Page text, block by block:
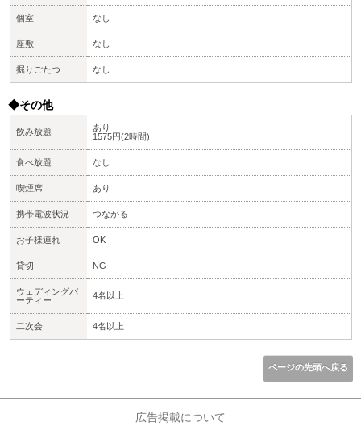
個室 なし
座敷 なし
掘りごたつ なし
◆その他
飲み放題
あり
1575円(2時間)
食べ放題 なし
喫煙席 あり
携帯電波状況 つながる
お子様連れ OK
貸切 NG
ウェディングパ
ーティー
4名以上
二次会 4名以上
ページの先頭へ戻る
広告掲載について